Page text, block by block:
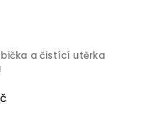
a čistící utěrka